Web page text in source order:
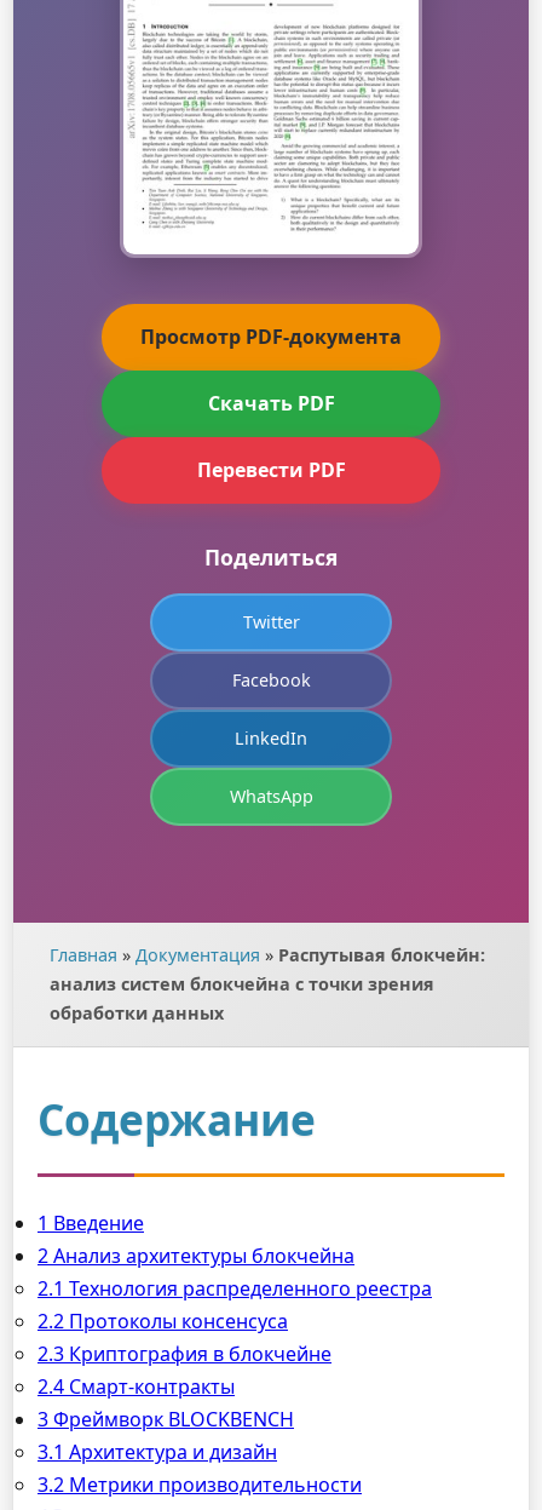
Просмотр PDF-документа
Скачать PDF
Перевести PDF
Поделиться
Twitter
Facebook
LinkedIn
WhatsApp
Главная » Документация » Распутывая блокчейн:
анализ систем блокчейна с точки зрения
обработки данных
Содержание
1 Введение
2 Анализ архитектуры блокчейна
2.1 Технология распределенного реестра
2.2 Протоколы консенсуса
2.3 Криптография в блокчейне
2.4 Смарт-контракты
3 Фреймворк BLOCKBENCH
3.1 Архитектура и дизайн
3.2 Метрики производительности